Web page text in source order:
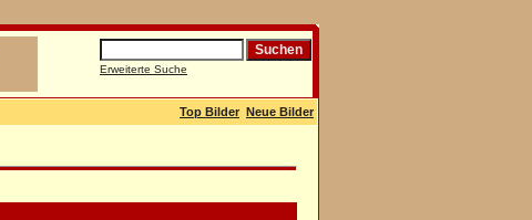
Erweiterte Suche
Top Bilder Neue Bilder